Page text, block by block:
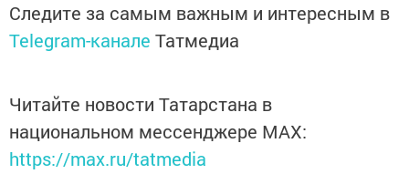
Следите за самым важным и интересным в
Telegram-канале Татмедиа
Читайте новости Татарстана в
национальном мессенджере MАХ:
https://max.ru/tatmedia